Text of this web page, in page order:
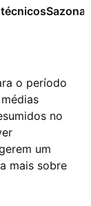
o período
no
um
mais sobre